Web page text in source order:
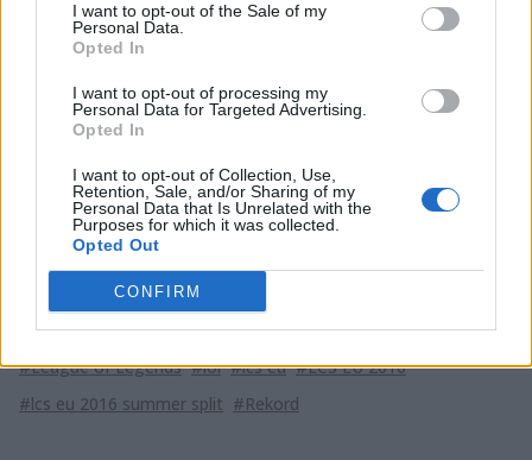
I want to opt-out of the Sale of my
Personal Data.
Opted In
I want to opt-out of processing my
Personal Data for Targeted Advertising.
Opted In
I want to opt-out of Collection, Use,
Retention, Sale, and/or Sharing of my
Personal Data that Is Unrelated with the
Purposes for which it was collected.
Opted Out
CONFIRM
(805) - został zdetronizowany i od teraz nowym
rekordzistą jest Martin "
Fnatic nie był wiele gorszy i zrzucił Nucleara na trzecie
miejsce, zabijając ich 848. Poza tymi dwoma wyczynami,
europejskim LCS: największą liczbę zabitych stworów w
jednej grze- 4845 CSoraz największą liczbę złota
zdobytą podczas jednej rozgrywki -
Tagi
#League of Legends #lol #lcs eu #LCS EU 2016
#lcs eu 2016 summer split #Rekord